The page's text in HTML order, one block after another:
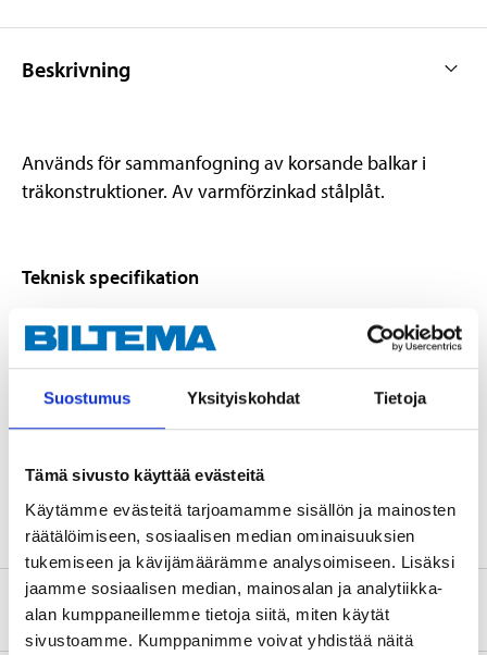
Suostumus Yksityiskohdat Tietoja
Tämä sivusto käyttää evästeitä
Käytämme evästeitä tarjoamamme sisällön ja mainosten
räätälöimiseen, sosiaalisen median ominaisuuksien
tukemiseen ja kävijämäärämme analysoimiseen. Lisäksi
jaamme sosiaalisen median, mainosalan ja analytiikka-
alan kumppaneillemme tietoja siitä, miten käytät
sivustoamme. Kumppanimme voivat yhdistää näitä
Beskrivning
Används för sammanfogning av korsande balkar i
träkonstruktioner. Av varmförzinkad stålplåt.
Teknisk specifikation
Längd
Standard
Säkerhetsinformation och övriga dokument